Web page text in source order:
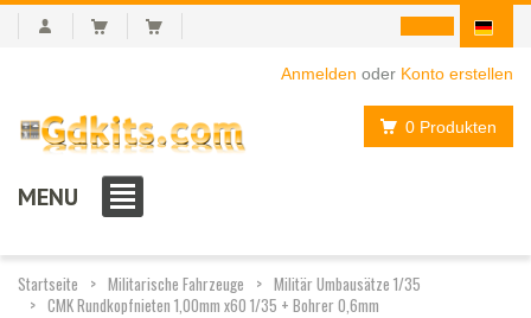
Anmelden oder Konto erstellen
0 Produkten
MENU
Startseite Militarische Fahrzeuge
Militär Umbausätze 1/35
CMK Rundkopfnieten 1,00mm x60 1/35 + Bohrer 0,6mm